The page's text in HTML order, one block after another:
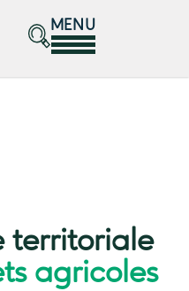
MENU
territoriale
agricoles